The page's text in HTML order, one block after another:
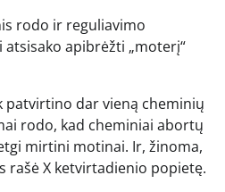
rodo ir reguliavimo
apibrėžti „moterį“
patvirtino dar vieną cheminių
rodo, kad cheminiai abortų
mirtini motinai. Ir, žinoma,
rašė X ketvirtadienio popietę.